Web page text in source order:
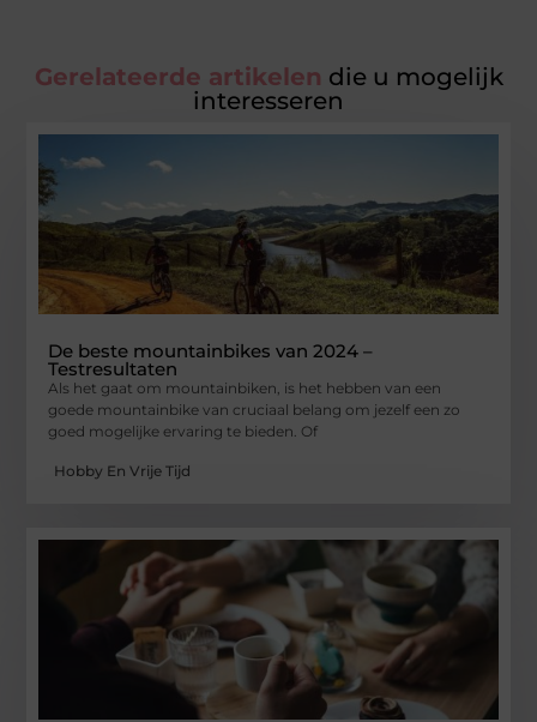
Gerelateerde artikelen die u mogelijk
interesseren
De beste mountainbikes van 2024 –
Testresultaten
Als het gaat om mountainbiken, is het hebben van een
goede mountainbike van cruciaal belang om jezelf een zo
goed mogelijke ervaring te bieden. Of
Hobby En Vrije Tijd